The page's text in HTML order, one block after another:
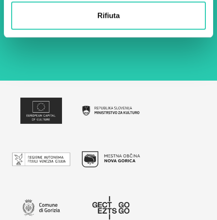
Rifiuta
Utilizzando questo modulo accetto